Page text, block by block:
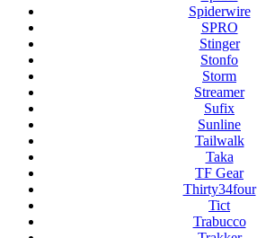
Spiderwire
SPRO
Stinger
Stonfo
Storm
Streamer
Sufix
Sunline
Tailwalk
Taka
TF Gear
Thirty34four
Tict
Trabucco